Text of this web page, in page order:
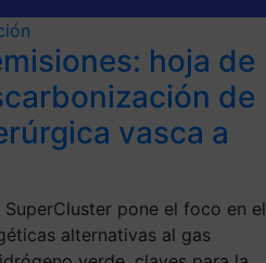
hoja de
de
vasca a
pone el foco en el
alternativas al gas